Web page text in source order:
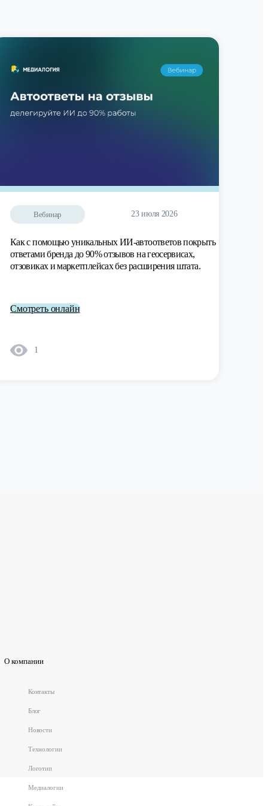
Вебинар 23 июля 2026
Как с помощью уникальных ИИ-автоответов покрыть
ответами бренда до 90% отзывов на геосервисах,
отзовиках и маркетплейсах без расширения штата.
Смотреть онлайн
1
О компании
Контакты
Блог
Новости
Технологии
Логотип
Медиалогии